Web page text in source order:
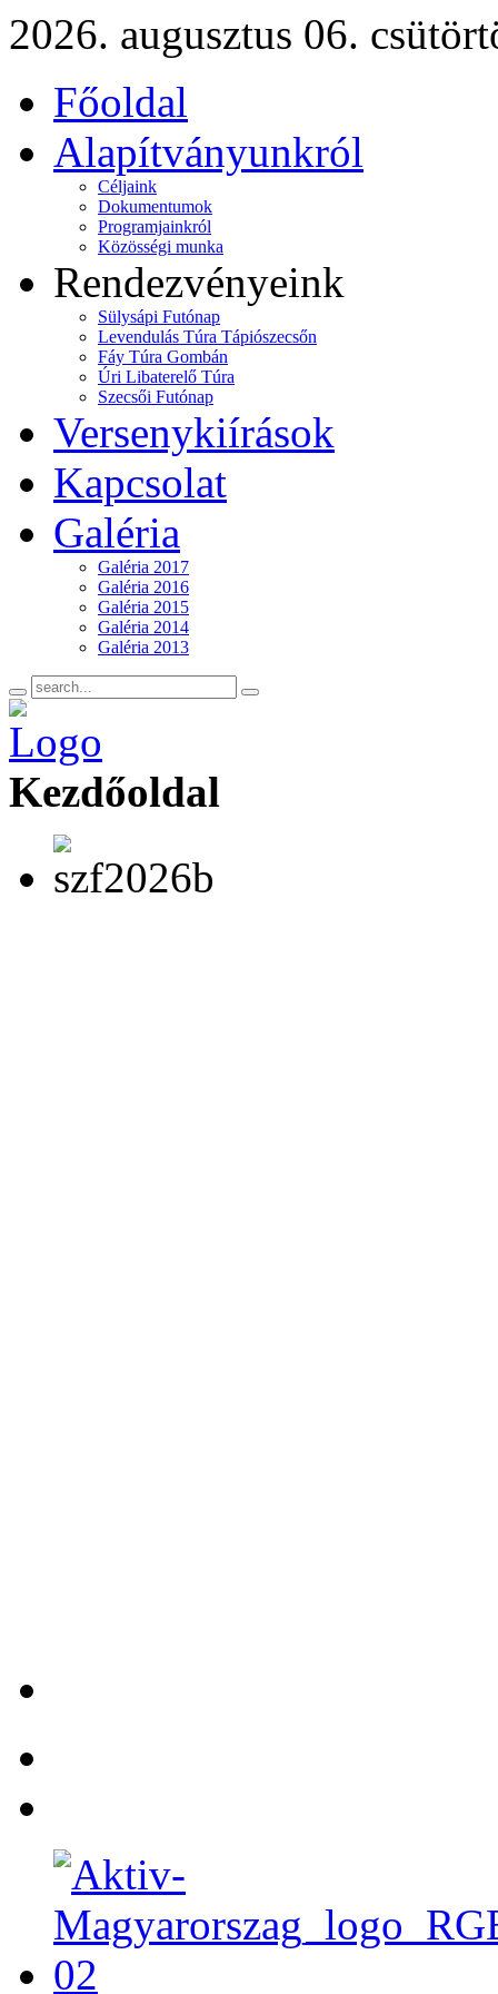
2026. augusztus 06.
Főoldal
Alapítványunkról
Céljaink
Dokumentumok
Programjainkról
Közösségi munka
Rendezvényeink
Sülysápi Futónap
Levendulás Túra Tápiószecsőn
Fáy Túra Gombán
Úri Libaterelő Túra
Szecsői Futónap
Versenykiírások
Kapcsolat
Galéria
Galéria 2017
Galéria 2016
Galéria 2015
Galéria 2014
Galéria 2013
Kezdőoldal